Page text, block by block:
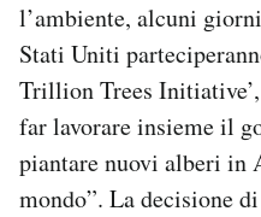
Regala il Post
Hai bisogno di aiuto?
Esci
l’ambiente, alcuni
Stati Uniti
Trillion Trees
far lavorare insieme il
piantare nuovi alberi in
mondo”. La decisione